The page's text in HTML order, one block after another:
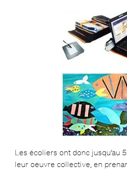
Les écoliers ont donc jusqu’au
leur oeuvre collective, en